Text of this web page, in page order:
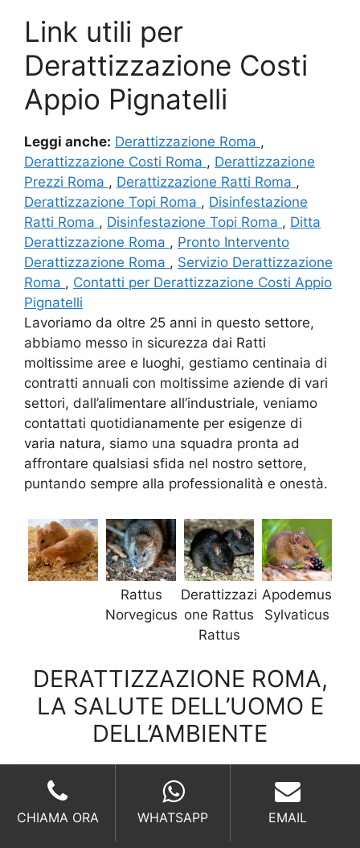
Link utili per
Derattizzazione Costi
Appio Pignatelli
Leggi anche: Derattizzazione Roma ,
Derattizzazione Costi Roma , Derattizzazione
Prezzi Roma , Derattizzazione Ratti Roma ,
Derattizzazione Topi Roma , Disinfestazione
Ratti Roma , Disinfestazione Topi Roma , Ditta
Derattizzazione Roma , Pronto Intervento
Derattizzazione Roma , Servizio Derattizzazione
Roma , Contatti per Derattizzazione Costi Appio
Pignatelli
Lavoriamo da oltre 25 anni in questo settore,
abbiamo messo in sicurezza dai Ratti
moltissime aree e luoghi, gestiamo centinaia di
contratti annuali con moltissime aziende di vari
settori, dall’alimentare all’industriale, veniamo
contattati quotidianamente per esigenze di
varia natura, siamo una squadra pronta ad
affrontare qualsiasi sfida nel nostro settore,
puntando sempre alla professionalità e onestà.
Rattus
Norvegicus
Derattizzazi
one Rattus
Rattus
Apodemus
Sylvaticus
DERATTIZZAZIONE ROMA,
LA SALUTE DELL’UOMO E
DELL’AMBIENTE
La mission.
La mission di Derattizzazione Roma è sempre
stata quella di coniugare alti servizi a
CHIAMA ORA WHATSAPP EMAIL